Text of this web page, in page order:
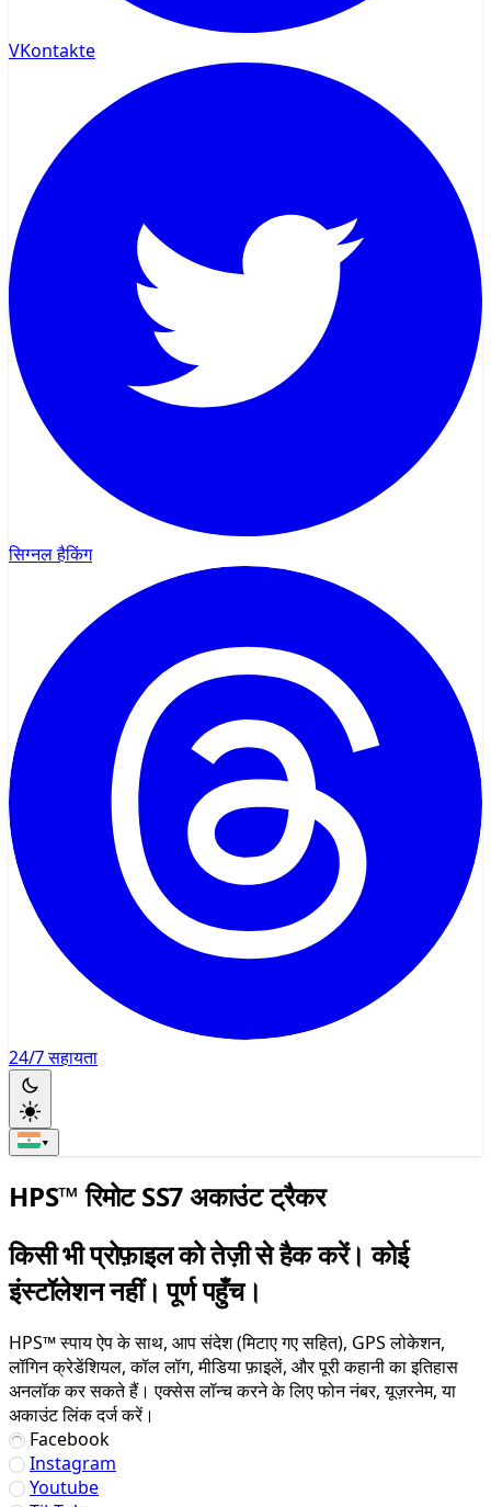
VKontakte
सिग्नल हैकिंग
24/7 सहायता
▾
HPS™ रिमोट SS7 अकाउंट ट्रैकर
किसी भी प्रोफ़ाइल को तेज़ी से हैक करें। कोई
इंस्टॉलेशन नहीं। पूर्ण पहुँच।
HPS™ स्पाय ऐप के साथ, आप संदेश (मिटाए गए सहित), GPS लोकेशन,
लॉगिन क्रेडेंशियल, कॉल लॉग, मीडिया फ़ाइलें, और पूरी कहानी का इतिहास
अनलॉक कर सकते हैं। एक्सेस लॉन्च करने के लिए फोन नंबर, यूज़रनेम, या
अकाउंट लिंक दर्ज करें।
Facebook
Instagram
Youtube